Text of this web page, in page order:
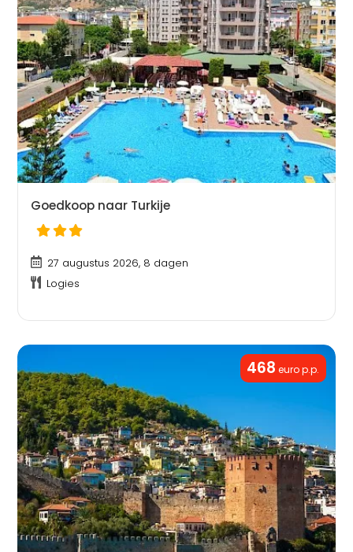
Goedkoop naar Turkije
27 augustus 2026, 8 dagen
Logies
468 euro p.p.